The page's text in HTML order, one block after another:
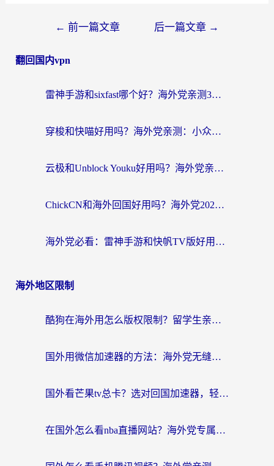
← 前一篇文章 后一篇文章 →
翻回国内vpn
雷神手游和sixfast哪个好？海外党亲测3款回国加速器，教你选对不踩坑
穿梭和快喵好用吗？海外党亲测：小众加速器对比+番茄加速器深度体验
云极和Unblock Youku好用吗？海外党亲测+2026回国加速器避坑指南
ChickCN和海外回国好用吗？海外党2026亲测：从手游到影音，选对加速器的3个关键
海外党必看：雷神手游和快帆TV版好用吗？3步选对回国加速器不踩坑
海外地区限制
酷狗在海外用怎么版权限制？留学生亲测：3步解决听国内音乐难题
国外用微信加速器的方法：海外党无缝连接国内生活的实用指南
国外看芒果tv总卡？选对回国加速器，轻松追《浪姐》不费劲
在国外怎么看nba直播网站？海外党专属体育观赛指南，告别地区限制！